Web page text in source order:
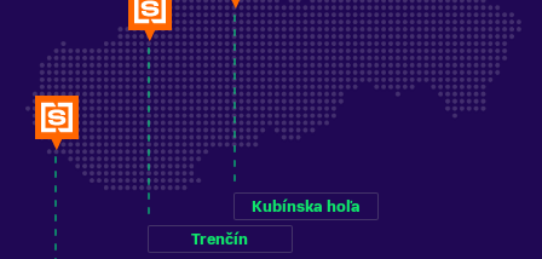
Trenčín
Kubínska hoľa